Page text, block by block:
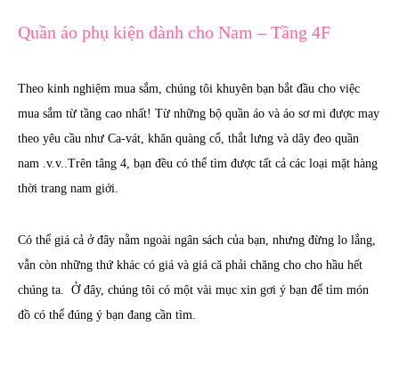
Quần áo phụ kiện dành cho Nam – Tầng 4F
Theo kinh nghiệm mua sắm, chúng tôi khuyên bạn bắt đầu cho việc
mua sắm từ tầng cao nhất! Từ những bộ quần áo và áo sơ mi được may
theo yêu cầu như Ca-vát, khăn quàng cổ, thắt lưng và dây đeo quần
nam .v.v..Trên tâng 4, bạn đều có thể tìm được tất cả các loại mặt hàng
thời trang nam giới.
Có thể giá cả ở đây nằm ngoài ngân sách của bạn, nhưng đừng lo lắng,
vẫn còn những thứ khác có giá và giá că phải chăng cho cho hầu hết
chúng ta. Ở đây, chúng tôi có một vài mục xin gơi ý bạn để tìm món
đồ có thể đúng ý bạn đang cần tìm.